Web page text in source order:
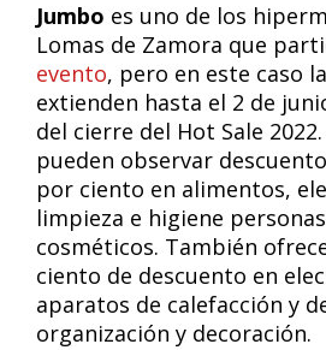
Jumbo es uno de los
Lomas de Zamora que
evento, pero en este caso
extienden hasta el 2 de
del cierre del Hot Sale
pueden observar
por ciento en alimentos,
limpieza e higiene
cosméticos. También
ciento de descuento en
aparatos de calefacción y
organización y decoración.